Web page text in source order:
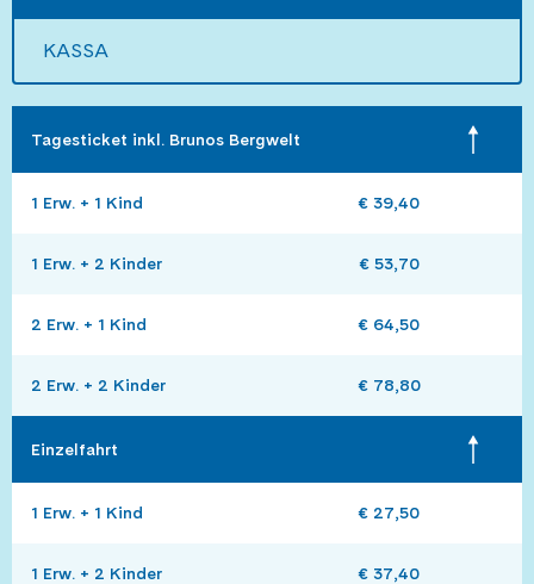
KASSA
Tagesticket inkl. Brunos Bergwelt
1 Erw. + 1 Kind € 39,40
1 Erw. + 2 Kinder € 53,70
2 Erw. + 1 Kind € 64,50
2 Erw. + 2 Kinder € 78,80
Einzelfahrt
1 Erw. + 1 Kind € 27,50
1 Erw. + 2 Kinder € 37,40